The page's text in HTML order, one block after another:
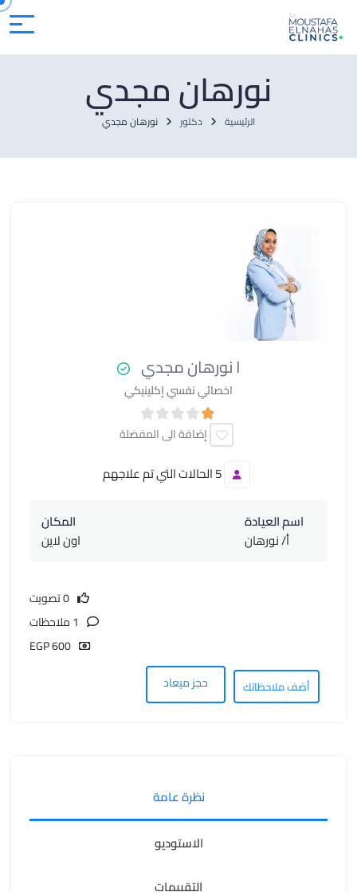
نورهان مجدي
الرئيسية دكتور نورهان مجدي
ا نورهان مجدي
اخصائي نفسي إكلينيكي
إضافة الى المفضلة
اسم العيادة
أ/ نورهان
المكان
اون لاين
0 تصويت
1 ملاحظات
600 EGP
أضف ملاحظاتك حجز ميعاد
نظرة عامة
الاستوديو
التقييمات